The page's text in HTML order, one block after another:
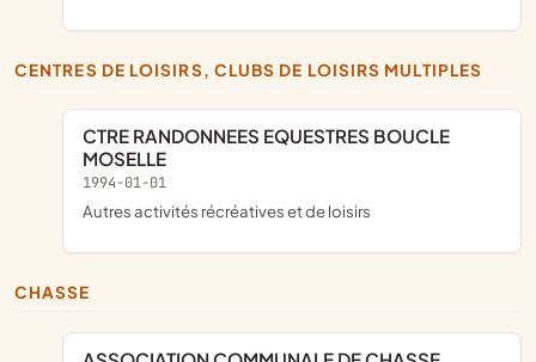
CENTRES DE LOISIRS, CLUBS DE LOISIRS MULTIPLES
CTRE RANDONNEES EQUESTRES BOUCLE
MOSELLE
1994-01-01
Autres activités récréatives et de loisirs
CHASSE